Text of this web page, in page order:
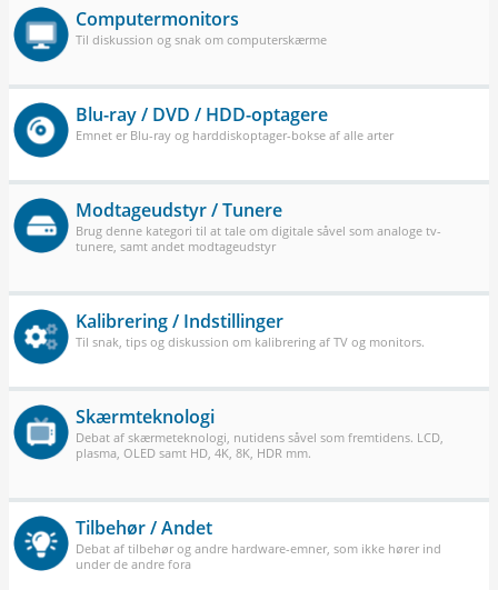
Computermonitors
Til diskussion og snak om computerskærme
Blu-ray / DVD / HDD-optagere
Emnet er Blu-ray og harddiskoptager-bokse af alle arter
Modtageudstyr / Tunere
Brug denne kategori til at tale om digitale såvel som analoge tv-
tunere, samt andet modtageudstyr
Kalibrering / Indstillinger
Til snak, tips og diskussion om kalibrering af TV og monitors.
Skærmteknologi
Debat af skærmeteknologi, nutidens såvel som fremtidens. LCD,
plasma, OLED samt HD, 4K, 8K, HDR mm.
Tilbehør / Andet
Debat af tilbehør og andre hardware-emner, som ikke hører ind
under de andre fora